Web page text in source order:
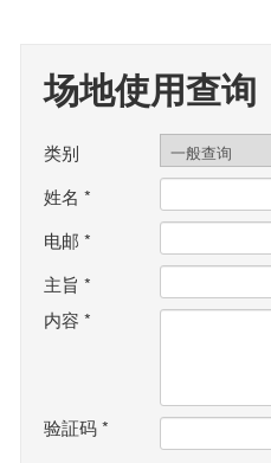
场地使用查询
类别
姓名*
电邮*
主旨*
内容*
验証码*